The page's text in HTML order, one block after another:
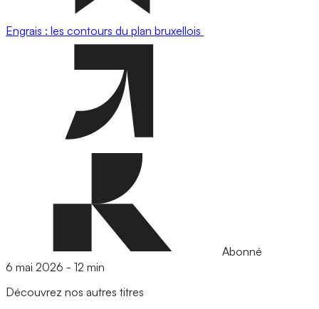
Engrais : les contours du plan bruxellois
Abonné
6 mai 2026 - 12 min
Découvrez nos autres titres